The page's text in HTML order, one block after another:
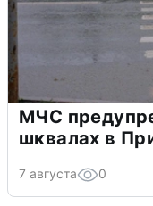
МЧС
шквалах в
7 августа 0